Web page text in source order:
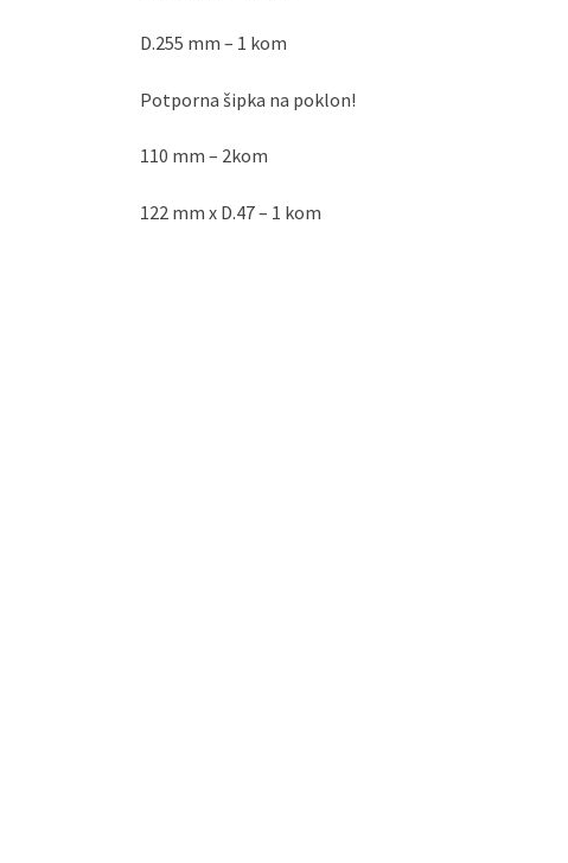
D.255 mm – 1 kom
Potporna šipka na poklon!
110 mm – 2kom
122 mm x D.47 – 1 kom